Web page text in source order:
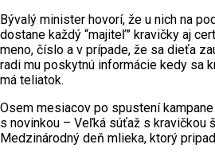
Bývalý minister hovorí, že u nich na
dostane každý “majiteľ” kravičky aj
meno, číslo a v prípade, že sa dieťa
radi mu poskytnú informácie kedy sa
má teliatok.
Osem mesiacov po spustení
s novinkou – Veľká súťaž s kravičkou
Medzinárodný deň mlieka, ktorý